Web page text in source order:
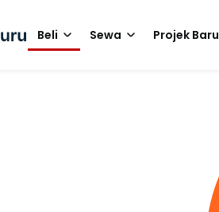
Beli Sewa Projek Baru